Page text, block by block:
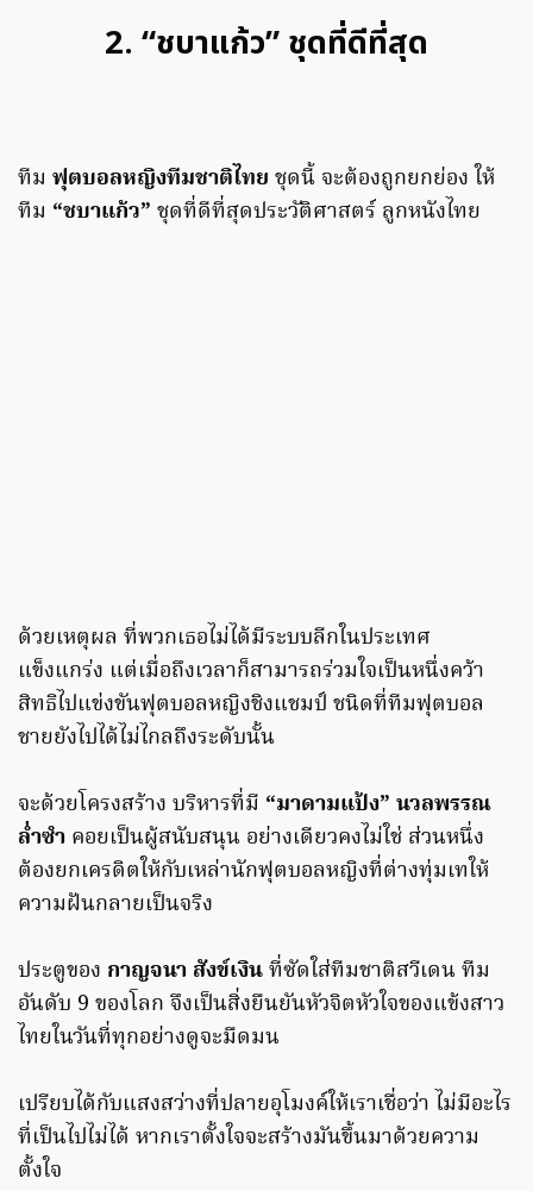
2. “ชบาแก้ว” ชุดที่ดีที่สุด
ทีม ฟุตบอลหญิงทีมชาติไทย ชุดนี้ จะต้องถูกยกย่อง ให้
ทีม “ชบาแก้ว” ชุดที่ดีที่สุดประวัติศาสตร์ ลูกหนังไทย
ด้วยเหตุผล ที่พวกเธอไม่ได้มีระบบลีกในประเทศ
แข็งแกร่ง แต่เมื่อถึงเวลาก็สามารถร่วมใจเป็นหนึ่งคว้า
สิทธิไปแข่งขันฟุตบอลหญิงชิงแชมป์ ชนิดที่ทีมฟุตบอล
ชายยังไปได้ไม่ไกลถึงระดับนั้น
จะด้วยโครงสร้าง บริหารที่มี “มาดามแป้ง” นวลพรรณ
ล่ำซำ คอยเป็นผู้สนับสนุน อย่างเดียวคงไม่ใช่ ส่วนหนึ่ง
ต้องยกเครดิตให้กับเหล่านักฟุตบอลหญิงที่ต่างทุ่มเทให้
ความฝันกลายเป็นจริง
ประตูของ กาญจนา สังข์เงินที่ซัดใส่ทีมชาติสวีเดน ทีม
อันดับ 9 ของโลก จึงเป็นสิ่งยืนยันหัวจิตหัวใจของแข้งสาว
ไทยในวันที่ทุกอย่างดูจะมืดมน
เปรียบได้กับแสงสว่างที่ปลายอุโมงค์ให้เราเชื่อว่า ไม่มีอะไร
ที่เป็นไปไม่ได้ หากเราตั้งใจจะสร้างมันขึ้นมาด้วยความ
ตั้งใจ